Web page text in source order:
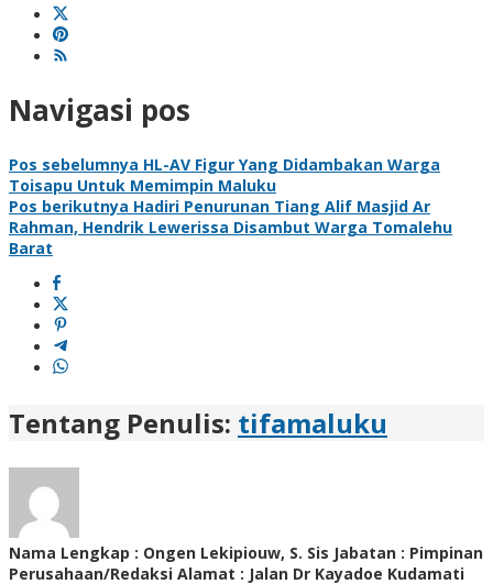
Navigasi pos
Pos sebelumnya HL-AV Figur Yang Didambakan Warga
Toisapu Untuk Memimpin Maluku
Pos berikutnya Hadiri Penurunan Tiang Alif Masjid Ar
Rahman, Hendrik Lewerissa Disambut Warga Tomalehu
Barat
Tentang Penulis: tifamaluku
Nama Lengkap : Ongen Lekipiouw, S. Sis Jabatan : Pimpinan
Perusahaan/Redaksi Alamat : Jalan Dr Kayadoe Kudamati